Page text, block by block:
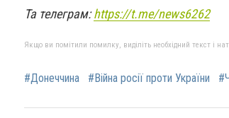
Та телеграм:https://t.me/news6262
Якщо ви помітили помилку, виділіть необхідний текст і
#Донеччина #Війна росії проти України